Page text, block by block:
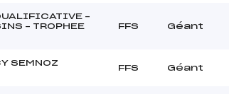
–
– TROPHEE
FFS Géant
SEMNOZ
FFS Géant